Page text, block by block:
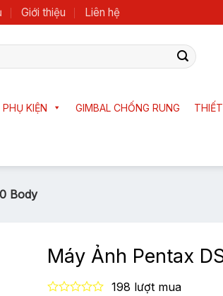
Giới thiệu Liên hệ
PHỤ KIỆN GIMBAL CHỐNG RUNG
Body
Máy Ảnh Pentax
198 lượt mua